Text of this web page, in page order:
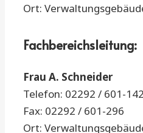
Ort:
Fachbereichsleitung:
Frau A. Schneider
Telefon: 02292 / 601-142
Fax: 02292 / 601-296
Ort: